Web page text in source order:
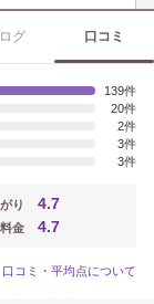
グ 口コミ
139
20
2
3
3
り 4.7
金 4.7
口コミ・平均点について